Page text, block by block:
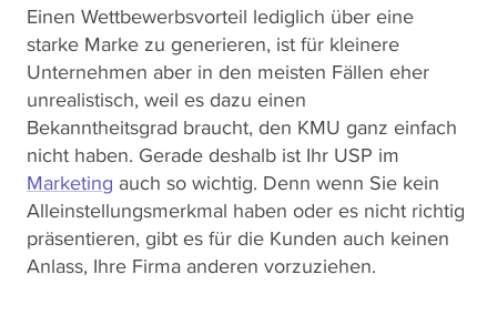
Einen Wettbewerbsvorteil lediglich über eine
starke Marke zu generieren, ist für kleinere
Unternehmen aber in den meisten Fällen eher
unrealistisch, weil es dazu einen
Bekanntheitsgrad braucht, den KMU ganz einfach
nicht haben. Gerade deshalb ist Ihr USP im
Marketing auch so wichtig. Denn wenn Sie kein
Alleinstellungsmerkmal haben oder es nicht richtig
präsentieren, gibt es für die Kunden auch keinen
Anlass, Ihre Firma anderen vorzuziehen.